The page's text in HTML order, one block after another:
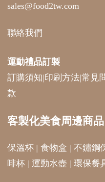
sales@food2tw.com
聯絡我們
運動禮品訂製
訂購須知|印刷方法|常見
款
客製化美食周邊商品
保溫杯 | 食物盒 | 不鏽鋼
啡杯 | 運動水壺 | 環保餐